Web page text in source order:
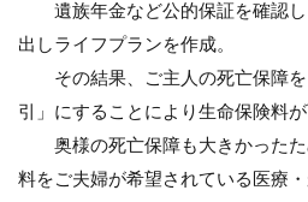
遺族年金など公的保証を確認し
出しライフプランを作成。
その結果、ご主人の死亡保障を
引」にすることにより生命保険料が
奥様の死亡保障も大きかったた
料をご夫婦が希望されている医療